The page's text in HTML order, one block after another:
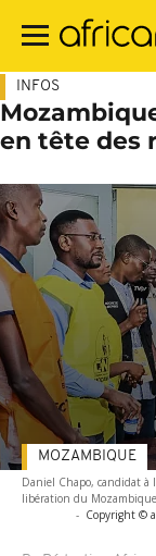
contenu
INFOS
en tête des
Daniel Chapo, candidat à
libération du
- Copyright ©
MOZAMBIQUE